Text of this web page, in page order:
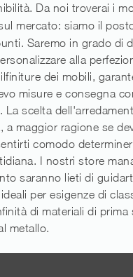
Da noi troverai i
mercato: siamo il
Saremo in grado di
alla
dei mobili,
misure e consegna
La scelta
a maggior ragione se
comodo
I nostri store
saranno lieti di
per esigenze di
di materiali di prima
metallo.